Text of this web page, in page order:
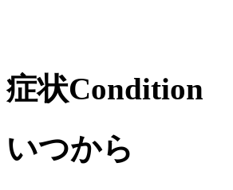
症状Condition
いつから 7